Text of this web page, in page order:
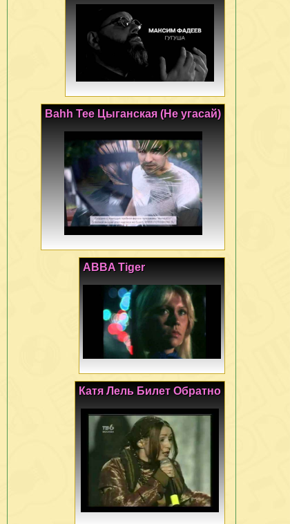
Bahh Tee Цыганская (Не угасай)
ABBA Tiger
Катя Лель Билет Обратно